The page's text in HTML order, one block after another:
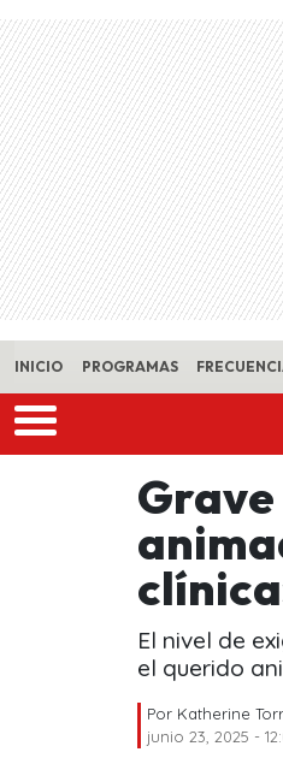
Skip to main content
INICIO PROGRAMAS
El nivel de
el querido
Por Katherine
junio 23, 2025 -